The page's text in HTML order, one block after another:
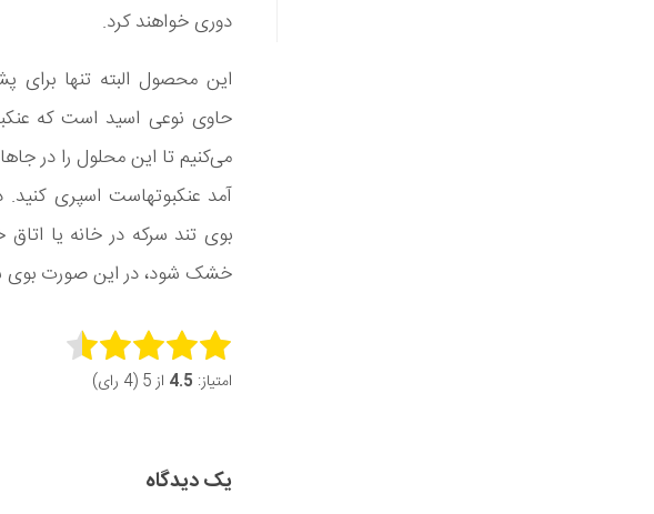
دوری خواهند کرد.
این محصول البته تنها برای
حاوی نوعی اسید است که
می‌کنیم تا این محلول را در
آمد عنکبوتهاست اسپری
بوی تند سرکه در خانه یا
خشک شود، در این صورت بوی
Rate this item:
امتیاز: 4.5 از 5 (4 رای)
یک دیدگاه